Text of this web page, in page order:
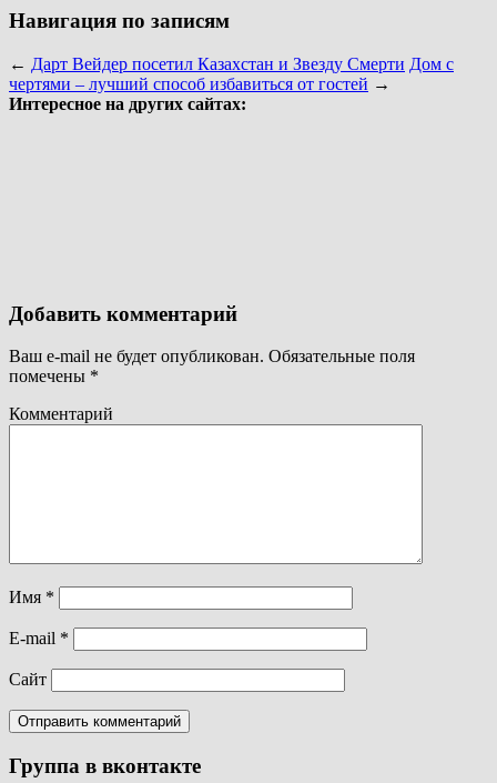
Навигация по записям
← Дарт Вейдер посетил Казахстан и Звезду Смерти Дом с
чертями – лучший способ избавиться от гостей →
Интересное на других сайтах:
Добавить комментарий
Ваш e-mail не будет опубликован. Обязательные поля
помечены *
Комментарий
Имя *
E-mail *
Сайт
Группа в вконтакте